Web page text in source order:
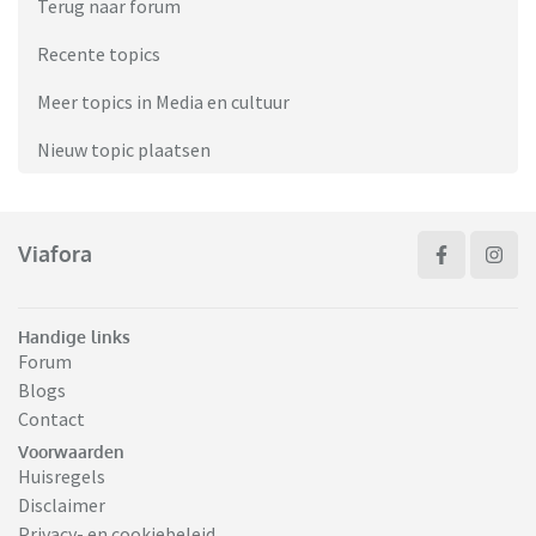
Terug naar forum
Recente topics
Meer topics in Media en cultuur
Nieuw topic plaatsen
Viafora
Handige links
Forum
Blogs
Contact
Voorwaarden
Huisregels
Disclaimer